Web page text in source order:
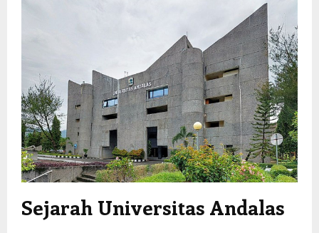
Sejarah Universitas Andalas